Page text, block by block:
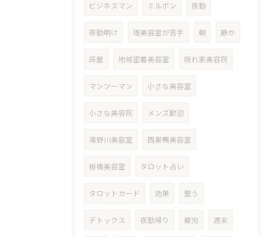
ビジネスマン ミルボン 夜勤
夜勤明け 理美容室が苦手 朝 静か
床屋 地域密着美容室 隠れ家美容院
マンツーマン 小さな美容室
小さな美容院 メンズ歓迎
滝野川美容室 西巣鴨美容室
板橋美容室 タロット占い
タロットカード 効果 整う
デトックス 夜勤帰り 疲労 週末